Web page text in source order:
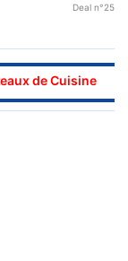
Deal n°25
de Cuisine